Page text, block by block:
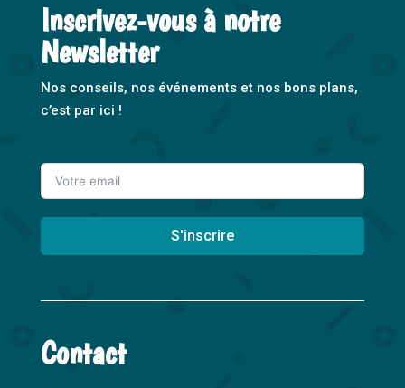
Inscrivez-vous à notre
Newsletter
Nos conseils, nos événements et nos bons plans,
c’est par ici !
S'inscrire
l
e
Contact